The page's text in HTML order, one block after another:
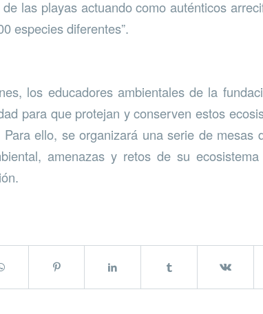
las playas actuando como auténticos
especies diferentes”.
los educadores ambientales de la
para que protejan y conserven estos
ello, se organizará una serie de mesas
amenazas y retos de su